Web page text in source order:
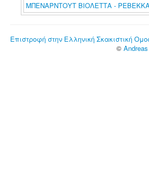
ΜΠΕΝΑΡΝΤΟΥΤ ΒΙΟΛΕΤΤΑ -
Επιστροφή στην Ελληνική Σκακιστική
©